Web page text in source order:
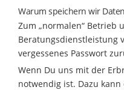
Warum speichern wir
Zum „normalen“ Betrieb
Beratungsdienstleistung
vergessenes Passwort
Wenn Du uns mit der
notwendig ist. Dazu